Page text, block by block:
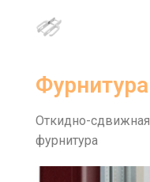
Фурнитура
Откидно-сдвижная
фурнитура